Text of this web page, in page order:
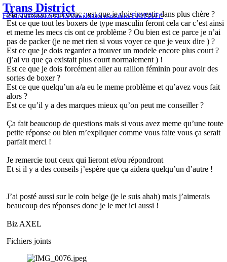
Trans District
Forum d'information sur les transidentités masculines FtM/FtX/Ft*
Ma question vient donc : est que je dois investir dans plus chère ?
Est ce que tout les boxers de type masculin feront cela car c’est ainsi
et meme les mecs cis ont ce problème ? Ou bien est ce parce je n’ai
pas de packer (je ne met rien si vous voyer ce que je veux dire ) ?
Est ce que je dois regarder a trouver un modele encore plus court ?
(j’ai vu que ça existait plus court normalement ) !
Est ce que je dois forcément aller au raillon féminin pour avoir des
sortes de boxer ?
Est ce que quelqu’un a/a eu le meme problème et qu’avez vous fait
alors ?
Est ce qu’il y a des marques mieux qu’on peut me conseiller ?
Ça fait beaucoup de questions mais si vous avez meme qu’une toute
petite réponse ou bien m’expliquer comme vous faite vous ça serait
parfait merci !
Je remercie tout ceux qui lieront et/ou répondront
Et si il y a des conseils j’espère que ça aidera quelqu’un d’autre !
J’ai posté aussi sur le coin belge (je le suis ahah) mais j’aimerais
beaucoup des réponses donc je le met ici aussi !
Biz AXEL
Fichiers joints